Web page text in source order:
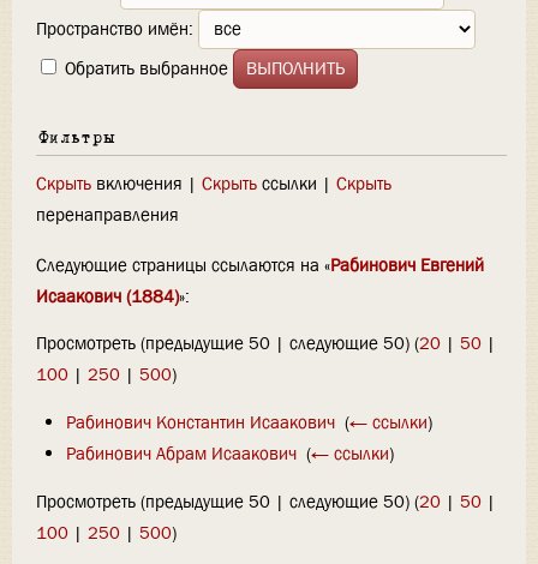
Пространство имён:
Обратить выбранное
Фильтры
Скрыть включения | Скрыть ссылки | Скрыть
перенаправления
Следующие страницы ссылаются на «Рабинович Евгений
Исаакович (1884)»:
Просмотреть (предыдущие 50 | следующие 50) (20 | 50 |
100 | 250 | 500)
Рабинович Константин Исаакович‎ (← ссылки)
Рабинович Абрам Исаакович‎ (← ссылки)
Просмотреть (предыдущие 50 | следующие 50) (20 | 50 |
100 | 250 | 500)